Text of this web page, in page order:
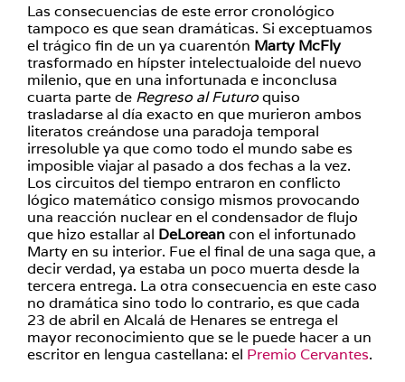
Las consecuencias de este error cronológico
tampoco es que sean dramáticas. Si exceptuamos
el trágico fin de un ya cuarentón Marty McFly
trasformado en hípster intelectualoide del nuevo
milenio, que en una infortunada e inconclusa
cuarta parte de Regreso al Futuroquiso
trasladarse al día exacto en que murieron ambos
literatos creándose una paradoja temporal
irresoluble ya que como todo el mundo sabe es
imposible viajar al pasado a dos fechas a la vez.
Los circuitos del tiempo entraron en conflicto
lógico matemático consigo mismos provocando
una reacción nuclear en el condensador de flujo
que hizo estallar al DeLoreancon el infortunado
Marty en su interior. Fue el final de una saga que, a
decir verdad, ya estaba un poco muerta desde la
tercera entrega. La otra consecuencia en este caso
no dramática sino todo lo contrario, es que cada
23 de abril en Alcalá de Henares se entrega el
mayor reconocimiento que se le puede hacer a un
escritor en lengua castellana: el Premio Cervantes.